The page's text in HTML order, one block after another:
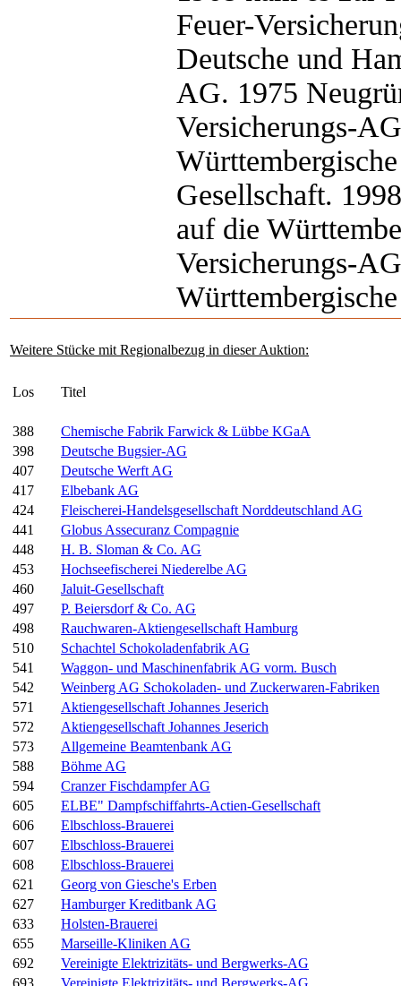
Feuer-
Deutsche und
AG. 1975
Versicherungs-
Gesellschaft.
auf die
Versicherungs-
Weitere Stücke mit Regionalbezug in dieser Auktion:
Los Titel
388
Chemische Fabrik Farwick & Lübbe KGaA
398
Deutsche Bugsier-AG
407
Deutsche Werft AG
417
Elbebank AG
424
Fleischerei-Handelsgesellschaft Norddeutschland AG
441
Globus Assecuranz Compagnie
448
H. B. Sloman & Co. AG
453
Hochseefischerei Niederelbe AG
460
Jaluit-Gesellschaft
497
P. Beiersdorf & Co. AG
498
Rauchwaren-Aktiengesellschaft Hamburg
510
Schachtel Schokoladenfabrik AG
541
Waggon- und Maschinenfabrik AG vorm. Busch
542
Weinberg AG Schokoladen- und Zuckerwaren-Fabriken
571
Aktiengesellschaft Johannes Jeserich
572
Aktiengesellschaft Johannes Jeserich
573
Allgemeine Beamtenbank AG
588
Böhme AG
594
Cranzer Fischdampfer AG
605
ELBE" Dampfschiffahrts-Actien-Gesellschaft
606
Elbschloss-Brauerei
607
Elbschloss-Brauerei
608
Elbschloss-Brauerei
621
Georg von Giesche's Erben
627
Hamburger Kreditbank AG
633
Holsten-Brauerei
655
Marseille-Kliniken AG
692
Vereinigte Elektrizitäts- und Bergwerks-AG